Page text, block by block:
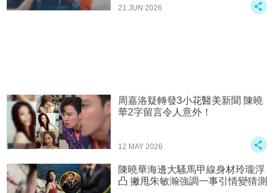
21 JUN 2026
周嘉洛疑轉發3小花醫美新聞 陳曉
華2字留言令人意外！
12 MAY 2026
陳曉華海邊大騷馬甲線身材玲瓏浮
凸 撇甩朱敏瀚強調一事引情變猜測